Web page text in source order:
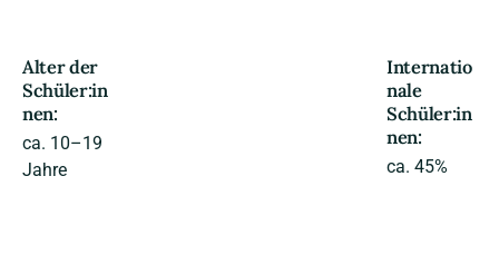
Alter der
Schüler:in
nen:
ca. 10–19
Jahre
Internatio
nale
Schüler:in
nen:
ca. 45%